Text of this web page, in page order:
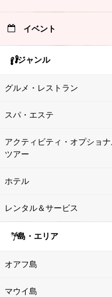
イベント
ジャンル
グルメ・レストラン
スパ・エステ
アクティビティ・オプショ
ツアー
ホテル
レンタル＆サービス
島・エリア
オアフ島
マウイ島